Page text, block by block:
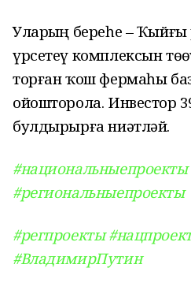
Уларҙың береһе –
үрсетеү комплексын
торған ҡош фермаһы
ойошторола. Инвестор
булдырырға ниәтләй.
#национальныепроекты
#региональныепроекты
#регпроекты
#ВладимирПутин